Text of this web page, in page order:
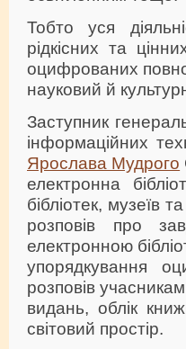
Тобто уся
рідкісних та
оцифрованих
науковий й
Заступник
інформаційних
Ярослава Мудрого
електронна
бібліотек, музеїв
розповів про
електронною
упорядкування
розповів
видань, облік
світовий простір.